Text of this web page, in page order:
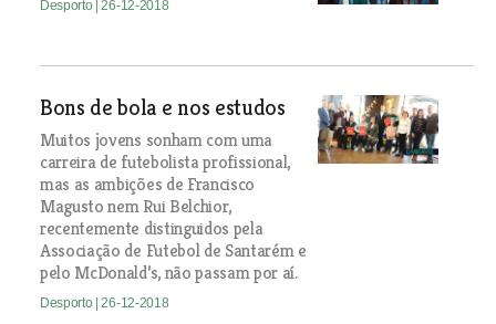
Desporto | 26-12-2018
Bons de bola e nos estudos
Muitos jovens sonham com uma
carreira de futebolista profissional,
mas as ambições de Francisco
Magusto nem Rui Belchior,
recentemente distinguidos pela
Associação de Futebol de Santarém e
pelo McDonald’s, não passam por aí.
Desporto | 26-12-2018